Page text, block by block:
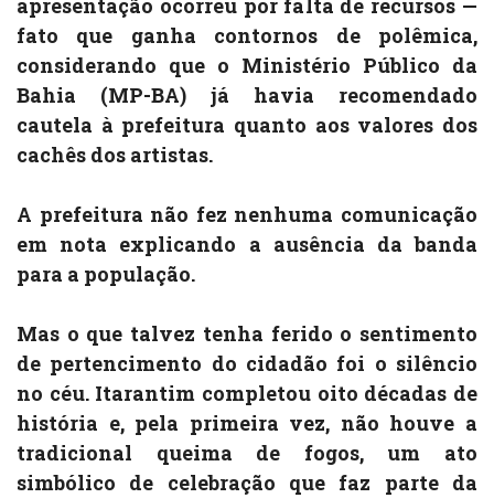
apresentação ocorreu por falta de recursos —
fato que ganha contornos de polêmica,
considerando que o Ministério Público da
Bahia (MP-BA) já havia recomendado
cautela à prefeitura quanto aos valores dos
cachês dos artistas.
A prefeitura não fez nenhuma comunicação
em nota explicando a ausência da banda
para a população.
Mas o que talvez tenha ferido o sentimento
de pertencimento do cidadão foi o silêncio
no céu. Itarantim completou oito décadas de
história e, pela primeira vez, não houve a
tradicional queima de fogos, um ato
simbólico de celebração que faz parte da